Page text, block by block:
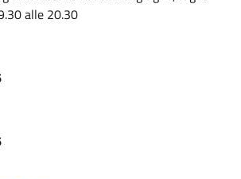
alle 20.30